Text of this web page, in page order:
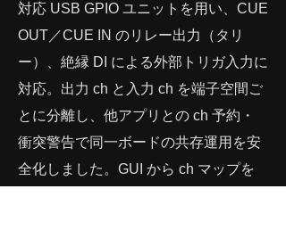
対応 USB GPIO ユニットを用い、CUE
OUT／CUE IN のリレー出力（タリ
ー）、絶縁 DI による外部トリガ入力に
対応。出力 ch と入力 ch を端子空間ご
とに分離し、他アプリとの ch 予約・
衝突警告で同一ボードの共存運用を安
全化しました。GUI から ch マップを